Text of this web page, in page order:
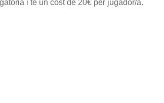
i té un cost de 20€ per jugador/a.